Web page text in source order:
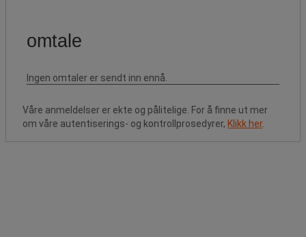
Våre anmeldelser er ekte og pålitelige. For å finne ut mer
om våre autentiserings- og kontrollprosedyrer, Klikk her.